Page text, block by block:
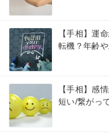
【手相】運
転機？年齢
【手相】感
短い/繋がっ